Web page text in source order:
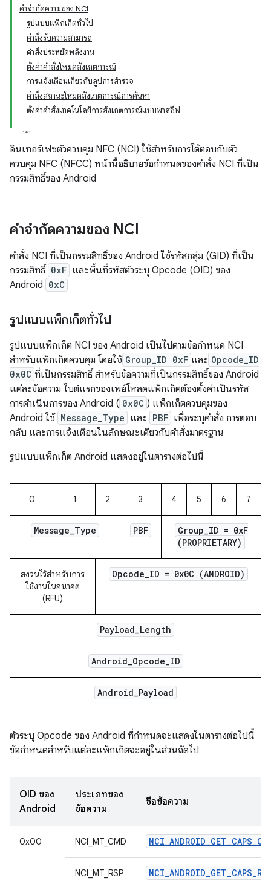
คำจำกัดความของ NCI
รูปแบบแพ็กเก็ตทั่วไป
คำสั่งรับความสามารถ
คำสั่งประหยัดพลังงาน
ตั้งค่าคำสั่งโหมดสังเกตการณ์
การแจ้งเตือนเกี่ยวกับลูปการสำรวจ
คำสั่งสถานะโหมดสังเกตการณ์การค้นหา
ตั้งค่าคำสั่งเทคโนโลยีการสังเกตการณ์แบบพาสซีฟ
อินเทอร์เฟซตัวควบคุม NFC (NCI) ใช้สำหรับการโต้ตอบกับตัว
ควบคุม NFC (NFCC) หน้านี้อธิบายข้อกำหนดของคำสั่ง NCI ที่เป็น
กรรมสิทธิ์ของ Android
คำจำกัดความของ NCI
คำสั่ง NCI ที่เป็นกรรมสิทธิ์ของ Android ใช้รหัสกลุ่ม (GID) ที่เป็น
กรรมสิทธิ์ 0xF และพื้นที่รหัสตัวระบุ Opcode (OID) ของ
Android 0xC
รูปแบบแพ็กเก็ตทั่วไป
รูปแบบแพ็กเก็ต NCI ของ Android เป็นไปตามข้อกำหนด NCI
สำหรับแพ็กเก็ตควบคุม โดยใช้ Group_ID 0xF และ Opcode_ID
0x0C ที่เป็นกรรมสิทธิ์ สำหรับข้อความที่เป็นกรรมสิทธิ์ของ Android
แต่ละข้อความ ไบต์แรกของเพย์โหลดแพ็กเก็ตต้องตั้งค่าเป็นรหัส
การดำเนินการของ Android ( 0x0C ) แพ็กเก็ตควบคุมของ
Android ใช้ Message_Type และ PBF เพื่อระบุคำสั่ง การตอบ
กลับ และการแจ้งเตือนในลักษณะเดียวกับคำสั่งมาตรฐาน
รูปแบบแพ็กเก็ต Android แสดงอยู่ในตารางต่อไปนี้
0 1 2 3 4 5 6 7
Message_Type PBF Group_ID = 0xF
(PROPRIETARY)
สงวนไว้สำหรับการ
ใช้งานในอนาคต
(RFU)
Opcode_ID = 0x0C (ANDROID)
Payload_Length
Android_Opcode_ID
Android_Payload
ตัวระบุ Opcode ของ Android ที่กำหนดจะแสดงในตารางต่อไปนี้
ข้อกำหนดสำหรับแต่ละแพ็กเก็ตจะอยู่ในส่วนถัดไป
OID ของ
Android
ประเภทของ
ข้อความ
ชื่อข้อความ
0x00 NCI_MT_CMD
NCI_MT_RSP